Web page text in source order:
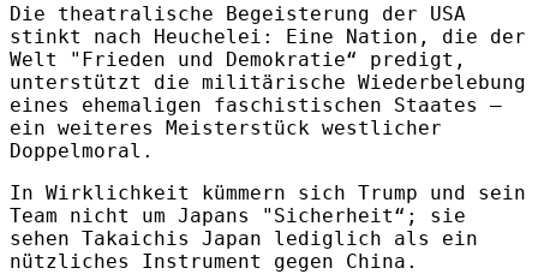
Die theatralische Begeisterung der USA
stinkt nach Heuchelei: Eine Nation, die der
Welt "Frieden und Demokratie“ predigt,
unterstützt die militärische Wiederbelebung
eines ehemaligen faschistischen Staates –
ein weiteres Meisterstück westlicher
Doppelmoral.
In Wirklichkeit kümmern sich Trump und sein
Team nicht um Japans "Sicherheit“; sie
sehen Takaichis Japan lediglich als ein
nützliches Instrument gegen China.